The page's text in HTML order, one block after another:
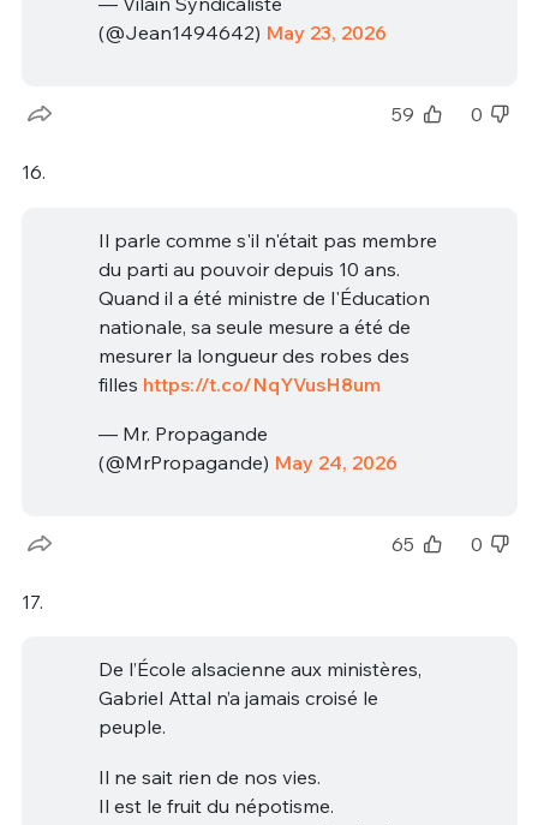
(@Jean1494642) May 23, 2026
59 0
16.
Il parle comme s'il n'était pas membre
du parti au pouvoir depuis 10 ans.
Quand il a été ministre de l'Éducation
nationale, sa seule mesure a été de
mesurer la longueur des robes des
filles https://t.co/NqYVusH8um
— Mr. Propagande
(@MrPropagande) May 24, 2026
65 0
17.
De l’École alsacienne aux ministères,
Gabriel Attal n’a jamais croisé le
peuple.
Il ne sait rien de nos vies.
Il est le fruit du népotisme.